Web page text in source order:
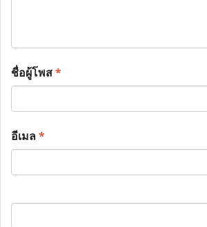
ชื่อผู้โพส*
อีเมล*